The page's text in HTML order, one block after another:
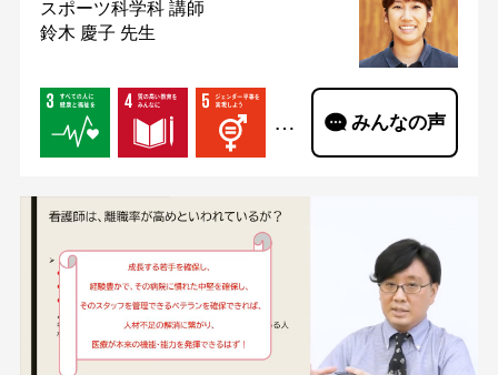
スポーツ科学科 講師
鈴木 慶子 先生
… みんなの声